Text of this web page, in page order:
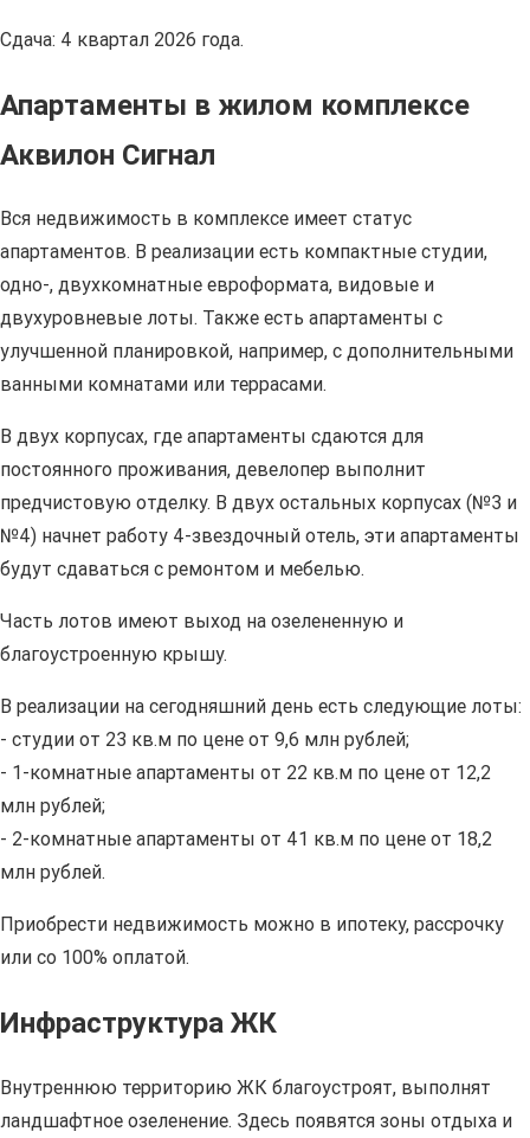
Сдача: 4 квартал 2026 года.
Апартаменты в жилом комплексе
Аквилон Сигнал
Вся недвижимость в комплексе имеет статус
апартаментов. В реализации есть компактные студии,
одно-, двухкомнатные евроформата, видовые и
двухуровневые лоты. Также есть апартаменты с
улучшенной планировкой, например, с дополнительными
ванными комнатами или террасами.
В двух корпусах, где апартаменты сдаются для
постоянного проживания, девелопер выполнит
предчистовую отделку. В двух остальных корпусах (№3 и
№4) начнет работу 4-звездочный отель, эти апартаменты
будут сдаваться с ремонтом и мебелью.
Часть лотов имеют выход на озелененную и
благоустроенную крышу.
В реализации на сегодняшний день есть следующие лоты:
- студии от 23 кв.м по цене от 9,6 млн рублей;
- 1-комнатные апартаменты от 22 кв.м по цене от 12,2
млн рублей;
- 2-комнатные апартаменты от 41 кв.м по цене от 18,2
млн рублей.
Приобрести недвижимость можно в ипотеку, рассрочку
или со 100% оплатой.
Инфраструктура ЖК
Внутреннюю территорию ЖК благоустроят, выполнят
ландшафтное озеленение. Здесь появятся зоны отдыха и